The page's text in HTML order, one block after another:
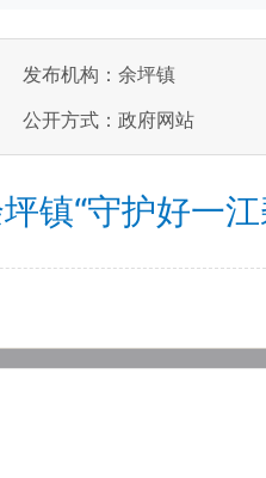
发布机构：余坪镇
公开方式：政府网站
镇“守护好一